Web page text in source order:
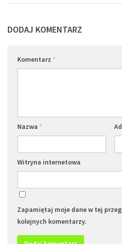
DODAJ KOMENTARZ
Komentarz *
Nazwa *
Witryna internetowa
Zapamiętaj moje dane w tej
kolejnych komentarzy.